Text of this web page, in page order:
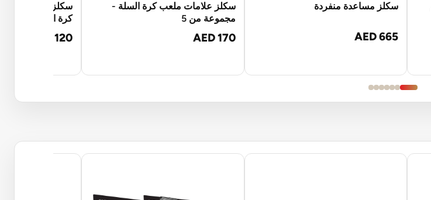
سكلز مساعدة منفردة
AED 665
سكلز علامات ملعب كرة السلة -
مجموعة من 5
AED 170
سكلز شوت سبوتس
كرة السلة
AED 120